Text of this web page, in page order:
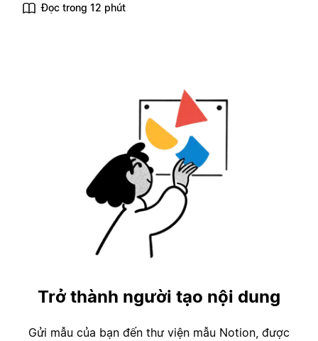
Đọc trong 12 phút
Trở thành người tạo nội dung
Gửi mẫu của bạn đến thư viện mẫu Notion, được